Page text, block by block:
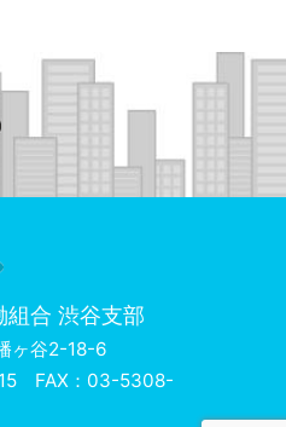
組合 渋谷支部
ヶ谷2-18-6
FAX：03-5308-